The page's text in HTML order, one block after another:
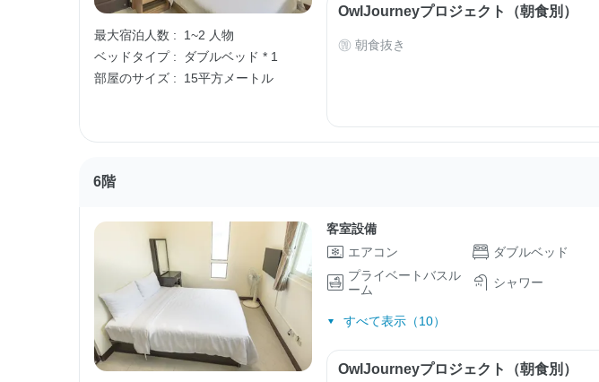
最大宿泊人数 :
1~2 人物
ベッドタイプ :
ダブルベッド * 1
部屋のサイズ :
15平方メートル
OwlJourneyプロジェクト（朝食別）
朝食抜き
6階
客室設備
エアコン
ダブルベッド
プライベートバスル
ーム
シャワー
すべて表示（10）
OwlJourneyプロジェクト（朝食別）